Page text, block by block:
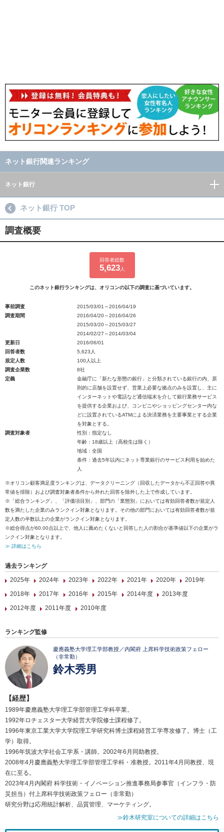
ネット銀行関連ランキング
ネット銀行
ネット銀行 TOP
調査概要
回答者総数
5,623人
このネット銀行ランキングは、オリコンの以下の調査に基づいています。
事前調査
2015/03/01～2016/04/19
調査期間
2016/04/20～2016/04/26
2015/03/20～2015/03/27
2014/02/27～2014/03/04
更新日
2016/06/01
回答者数
5,623人
規定人数
100人以上
調査企業数
8社
定義
金融庁に「新たな形態の銀行」と分類されている銀行の内、原
則的に店舗を設置せず、営業上必要な拠点のみを設置し、主に
インターネットや電話など通信端末を介して銀行業務サービス
を提供する企業および、コンビニやショッピングセンター内な
どに設置されているATMによる決済業務を主要事業とする企業
を対象とする。
調査対象者
性別：指定なし
年齢：18歳以上（高校生は除く）
地域：全国
条件：過去5年以内にネット専業銀行のサービス利用を始めた
人
※オリコン顧客満足度ランキングは、データクリーニング（回収したデータから不正回答や異
常値を排除）および調査対象者条件から外れた回答を除外した上で作成しています。
※「総合ランキング」、「評価項目別」、部門の「業態別」においては有効回答者数が規定人
数を満たした企業のみランクイン対象となります。その他の部門においては有効回答者数が規
定人数の半数以上の企業がランクイン対象となります。
※総合得点が60.00点以上で、他人に薦めたくないと回答した人の割合が基準値以下の企業がラ
ンクイン対象となります。
≫ 詳細はこちら
過去ランキング
2025年
2024年 2023年 2022年 2021年 2020年
2019年
2018年
2017年 2016年 2015年 2014年度
2013年度
2012年度
2011年度 2010年度
ランキング監修
慶應義塾大学理工学部教授／内閣府 上席科学技術政策フェロー
（非常勤）
鈴木秀男
【経歴】
1989年慶應義塾大学理工学部管理工学科卒業。
1992年ロチェスター大学経営大学院修士課程修了。
1996年東京工業大学大学院理工学研究科博士課程経営工学専攻修了。博士（工
学）取得。
1996年筑波大学社会工学系・講師。2002年6月同助教授。
2008年4月慶應義塾大学理工学部管理工学科・准教授。2011年4月同教授、現
在に至る。
2023年4月内閣府 科学技術・イノベーション推進事務局参事官（インフラ・防
災担当）付上席科学技術政策フェロー（非常勤）
研究分野は応用統計解析、品質管理、マーケティング。
≫鈴木研究室についての詳細はこちら